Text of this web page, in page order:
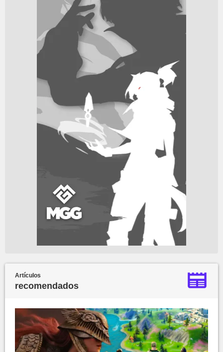
Artículos
recomendados